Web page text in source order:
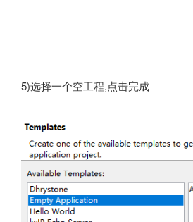
5)选择一个空工程,点击完成